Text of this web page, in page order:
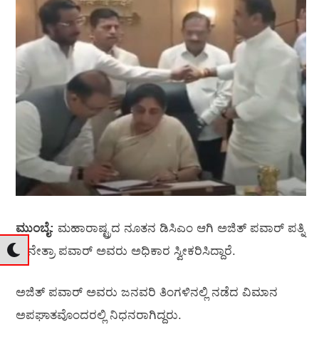
ಮುಂಬೈ: ಮಹಾರಾಷ್ಟ್ರದ ನೂತನ ಡಿಸಿಎಂ ಆಗಿ ಅಜಿತ್‌ ಪವಾರ್‌ ಪತ್ನಿ
ಸುನೇತ್ರಾ ಪವಾರ್‌ ಅವರು ಅಧಿಕಾರ ಸ್ವೀಕರಿಸಿದ್ದಾರೆ.
ಅಜಿತ್‌ ಪವಾರ್‌ ಅವರು ಜನವರಿ ತಿಂಗಳಿನಲ್ಲಿ ನಡೆದ ವಿಮಾನ
ಅಪಘಾತವೊಂದರಲ್ಲಿ ನಿಧನರಾಗಿದ್ದರು.